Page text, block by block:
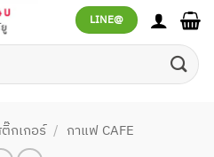
LINE@
กเกอร์ / กาแฟ CAFE